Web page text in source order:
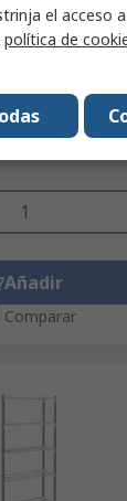
de acero
4 baldas, 3000
Añadir
Comparar
el acceso
política de